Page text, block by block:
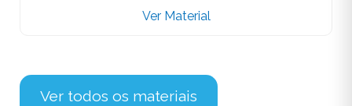
Ver Material
Ver todos os materiais